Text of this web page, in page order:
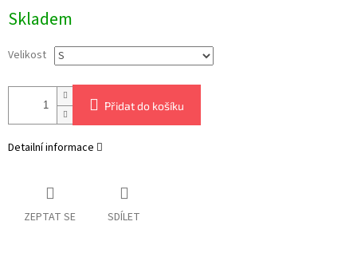
cena:
Skladem
Velikost
Přidat do košíku
Detailní informace
ZEPTAT SE SDÍLET